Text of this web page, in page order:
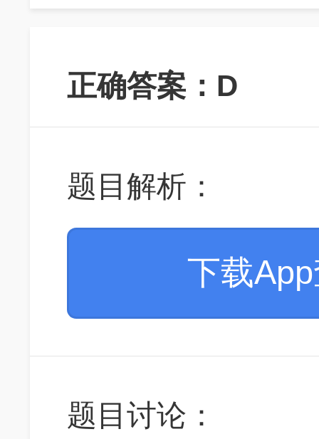
正确答案：D
题目解析：
下载
题目讨论：